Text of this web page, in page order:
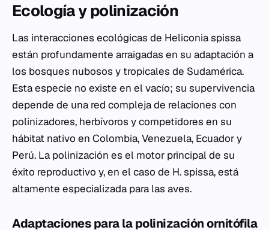
Ecología y polinización
Las interacciones ecológicas de Heliconia spissa
están profundamente arraigadas en su adaptación a
los bosques nubosos y tropicales de Sudamérica.
Esta especie no existe en el vacío; su supervivencia
depende de una red compleja de relaciones con
polinizadores, herbívoros y competidores en su
hábitat nativo en Colombia, Venezuela, Ecuador y
Perú. La polinización es el motor principal de su
éxito reproductivo y, en el caso de H. spissa, está
altamente especializada para las aves.
Adaptaciones para la polinización ornitófila